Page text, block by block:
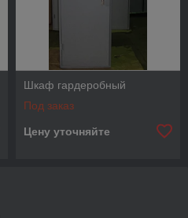
Шкаф гардеробный
Под заказ
Цену уточняйте